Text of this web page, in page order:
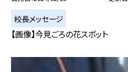
校長メッセージ
【画像】今見ごろの花スポット